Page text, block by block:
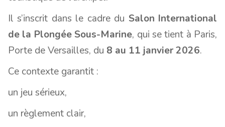
Il s’inscrit dans le cadre du Salon International
de la Plongée Sous-Marine, qui se tient à Paris,
Porte de Versailles, du 8 au 11 janvier 2026.
Ce contexte garantit :
un jeu sérieux,
un règlement clair,